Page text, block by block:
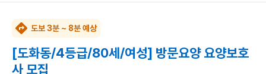
도보 3분 ~ 8분 예상
[도화동/4등급/80세/여성] 방문요양 요양보호
사 모집